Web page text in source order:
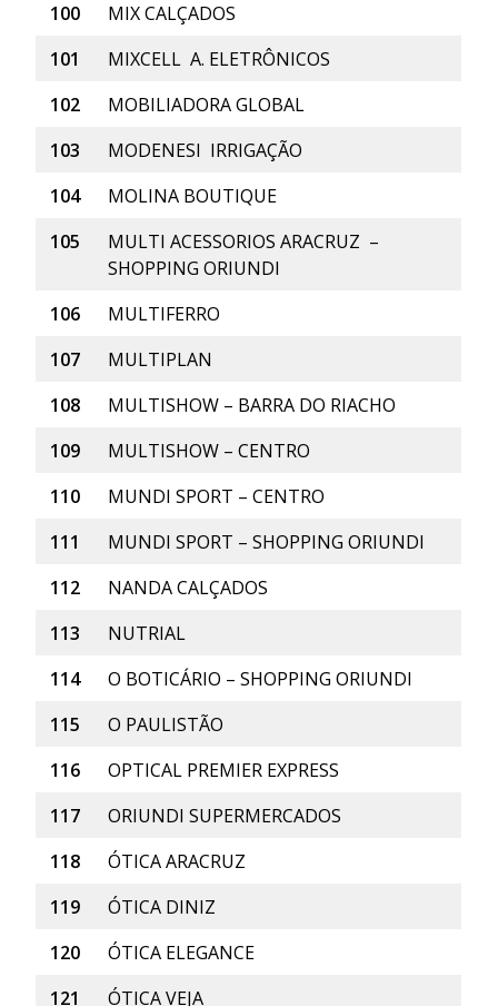
100
MIX CALÇADOS
101
MIXCELL A. ELETRÔNICOS
102
MOBILIADORA GLOBAL
103
MODENESI IRRIGAÇÃO
104
MOLINA BOUTIQUE
105
MULTI ACESSORIOS ARACRUZ –
SHOPPING ORIUNDI
106
MULTIFERRO
107
MULTIPLAN
108
MULTISHOW – BARRA DO RIACHO
109
MULTISHOW – CENTRO
110
MUNDI SPORT – CENTRO
111
MUNDI SPORT – SHOPPING ORIUNDI
112
NANDA CALÇADOS
113
NUTRIAL
114
O BOTICÁRIO – SHOPPING ORIUNDI
115
O PAULISTÃO
116
OPTICAL PREMIER EXPRESS
117
ORIUNDI SUPERMERCADOS
118
ÓTICA ARACRUZ
119
ÓTICA DINIZ
120
ÓTICA ELEGANCE
121
ÓTICA VEJA